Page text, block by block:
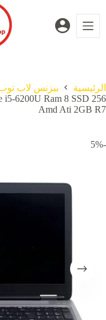
إلى
المحتوى
الرئيسية
بيزنس لاب
i5-6200U Ram 8 SSD 256
Amd Ati 2GB R7
-5%